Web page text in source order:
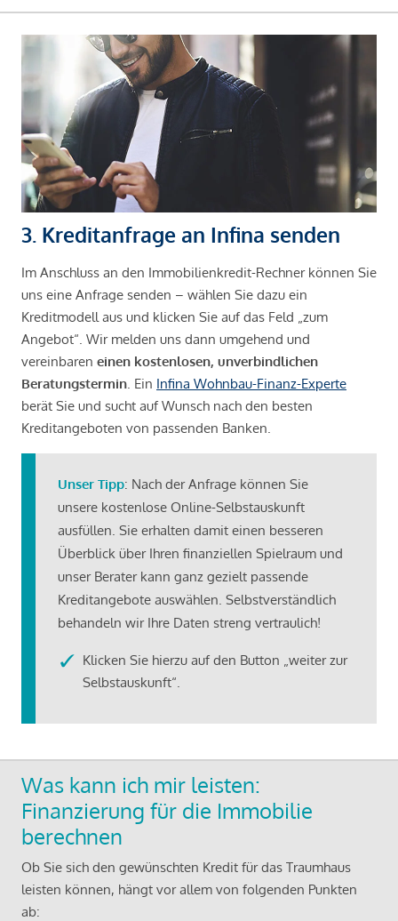
3. Kreditanfrage an Infina senden
Im Anschluss an den Immobilienkredit-Rechner können Sie
uns eine Anfrage senden – wählen Sie dazu ein
Kreditmodell aus und klicken Sie auf das Feld „zum
Angebot“. Wir melden uns dann umgehend und
vereinbaren einen kostenlosen, unverbindlichen
Beratungstermin . Ein Infina Wohnbau-Finanz-Experte
berät Sie und sucht auf Wunsch nach den besten
Kreditangeboten von passenden Banken.
Unser Tipp: Nach der Anfrage können Sie
unsere kostenlose Online-Selbstauskunft
ausfüllen. Sie erhalten damit einen besseren
Überblick über Ihren finanziellen Spielraum und
unser Berater kann ganz gezielt passende
Kreditangebote auswählen. Selbstverständlich
behandeln wir Ihre Daten streng vertraulich!
Klicken Sie hierzu auf den Button „weiter zur
Selbstauskunft“.
Was kann ich mir leisten:
Finanzierung für die Immobilie
berechnen
Ob Sie sich den gewünschten Kredit für das Traumhaus
leisten können, hängt vor allem von folgenden Punkten
ab: